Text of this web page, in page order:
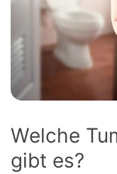
Welche
gibt es?